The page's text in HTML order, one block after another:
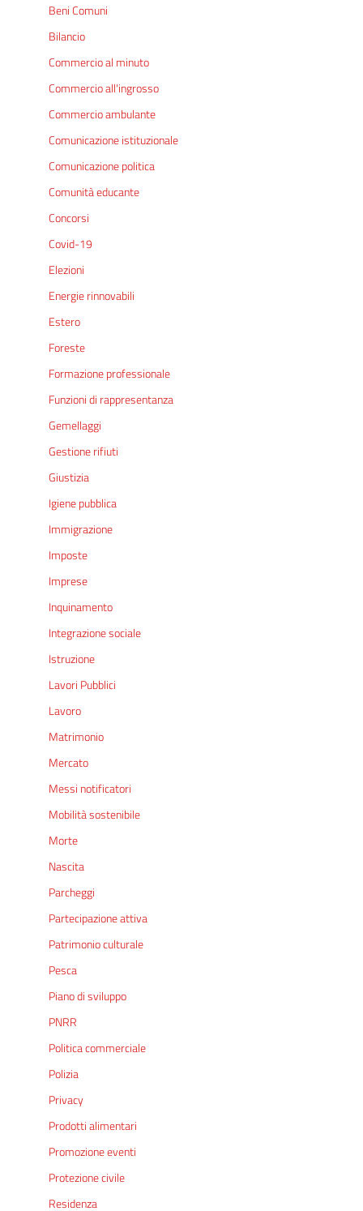
Beni Comuni
Bilancio
Commercio al minuto
Commercio all'ingrosso
Commercio ambulante
Comunicazione istituzionale
Comunicazione politica
Comunità educante
Concorsi
Covid-19
Elezioni
Energie rinnovabili
Estero
Foreste
Formazione professionale
Funzioni di rappresentanza
Gemellaggi
Gestione rifiuti
Giustizia
Igiene pubblica
Immigrazione
Imposte
Imprese
Inquinamento
Integrazione sociale
Istruzione
Lavori Pubblici
Lavoro
Matrimonio
Mercato
Messi notificatori
Mobilità sostenibile
Morte
Nascita
Parcheggi
Partecipazione attiva
Patrimonio culturale
Pesca
Piano di sviluppo
PNRR
Politica commerciale
Polizia
Privacy
Prodotti alimentari
Promozione eventi
Protezione civile
Residenza